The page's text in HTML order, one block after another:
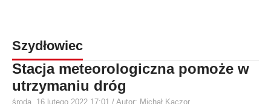
Szydłowiec
Stacja meteorologiczna pomoże w
utrzymaniu dróg
środa, 16 lutego 2022 17:01 / Autor: Michał Kaczor